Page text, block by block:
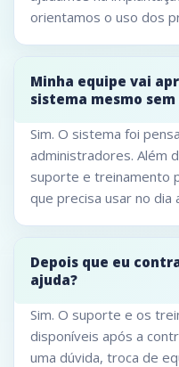
orientamos o uso dos
Minha equipe vai
sistema mesmo
Sim. O sistema foi
administradores. Além
suporte e treinamento
que precisa usar no dia
Depois que eu
ajuda?
Sim. O suporte e os
disponíveis após a
uma dúvida, troca de